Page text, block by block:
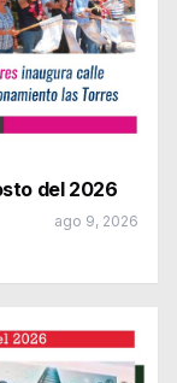
del 2026
ago 9, 2026